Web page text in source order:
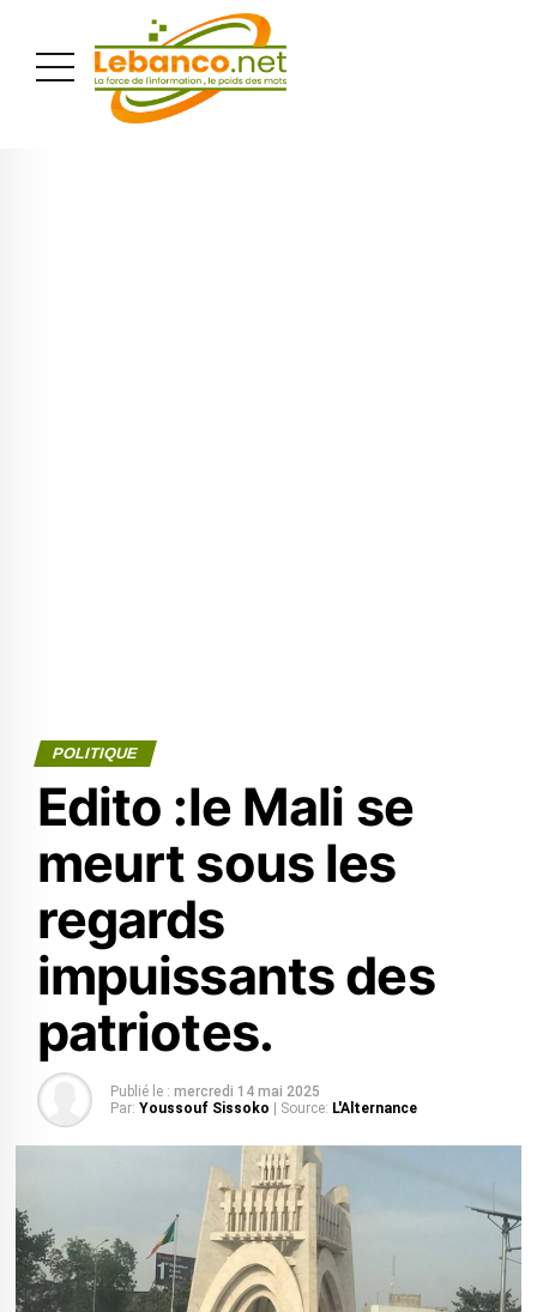
POLITIQUE
Edito :le Mali se
meurt sous les
regards
impuissants des
patriotes.
Publié le : mercredi 14 mai 2025
Par: Youssouf Sissoko | Source: L'Alternance